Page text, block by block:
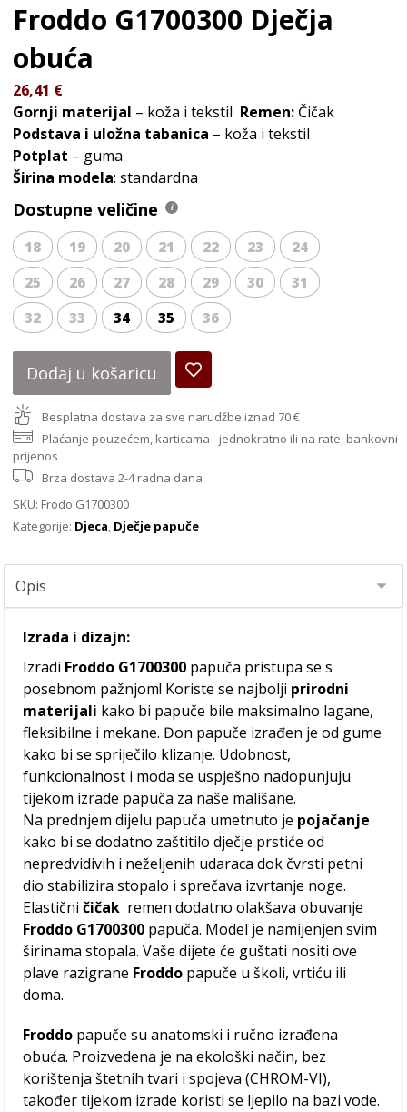
Froddo G1700300 Dječja
obuća
26,41 €
Gornji materijal – koža i tekstil Remen: Čičak
Podstava i uložna tabanica – koža i tekstil
Potplat – guma
Širina modela: standardna
Dostupne veličine
18 19 20 21 22 23
24
25
26 27 28 29 30
31
32
33 34 35 36
Dodaj u košaricu
Besplatna dostava za sve narudžbe iznad 70 €
Plaćanje pouzećem, karticama - jednokratno ili na rate, bankovni
prijenos
Brza dostava 2-4 radna dana
SKU: Frodo G1700300
Kategorije: Djeca, Dječje papuče
Izrada i dizajn:
Izradi Froddo G1700300 papuča pristupa se s
posebnom pažnjom! Koriste se najbolji prirodni
materijali kako bi papuče bile maksimalno lagane,
fleksibilne i mekane. Đon papuče izrađen je od gume
kako bi se spriječilo klizanje. Udobnost,
funkcionalnost i moda se uspješno nadopunjuju
tijekom izrade papuča za naše mališane.
Na prednjem dijelu papuča umetnuto je pojačanje
kako bi se dodatno zaštitilo dječje prstiće od
nepredvidivih i neželjenih udaraca dok čvrsti petni
dio stabilizira stopalo i sprečava izvrtanje noge.
Elastičničičak remen dodatno olakšava obuvanje
Froddo G1700300 papuča. Model je namijenjen svim
širinama stopala. Vaše dijete će guštati nositi ove
plave razigrane Froddo papuče u školi, vrtiću ili
doma.
Froddo papuče su anatomski i ručno izrađena
obuća. Proizvedena je na ekološki način, bez
korištenja štetnih tvari i spojeva (CHROM-VI),
također tijekom izrade koristi se ljepilo na bazi vode.